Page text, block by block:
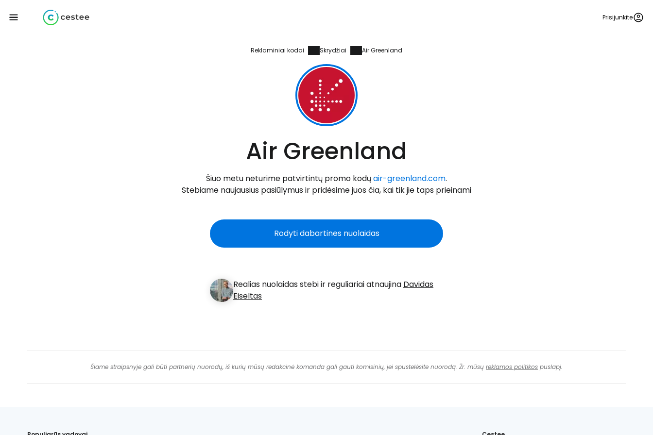
Prisijunkite
Reklaminiai kodai Skrydžiai Air Greenland
Air Greenland
Šiuo metu neturime patvirtintų promo kodųair-greenland.com.
Stebiame naujausius pasiūlymus ir pridėsime juos čia, kai tik jie taps prieinami
Rodyti dabartines nuolaidas
Realias nuolaidas stebi ir reguliariai atnaujina Davidas
Eiseltas
Šiame straipsnyje gali būti partnerių nuorodų, iš kurių mūsų redakcinė komanda gali gauti komisinių, jei spustelėsite nuorodą. Žr. mūsų reklamos politikos puslapį.
Prisijunkite prie Cestee
... pasaulinė kelionių bendruomenė
Tęsti su Google
Tęsti su Facebook